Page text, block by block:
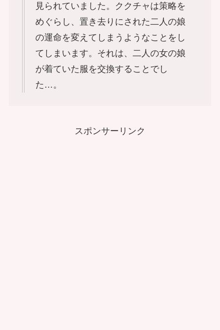
見られていました。ククチャは策略を
めぐらし、置き去りにされた二人の娘
の運命を変えてしまうようなことをし
てしまいます。それは、二人の女の娘
が着ていた服を交換することでし
た…。
スポンサーリンク